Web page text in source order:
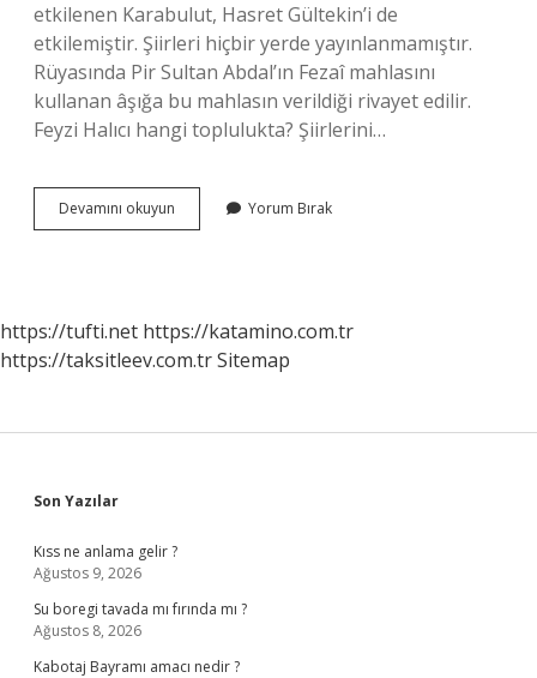
etkilenen Karabulut, Hasret Gültekin’i de
etkilemiştir. Şiirleri hiçbir yerde yayınlanmamıştır.
Rüyasında Pir Sultan Abdal’ın Fezaî mahlasını
kullanan âşığa bu mahlasın verildiği rivayet edilir.
Feyzi Halıcı hangi toplulukta? Şiirlerini…
Devamını okuyun
Aşkın
Yorum Bırak
https://tufti.net https://katamino.com.tr
https://taksitleev.com.trSitemap
Sidebar
Son Yazılar
Kıss ne anlama gelir ?
Ağustos 9, 2026
Su boregi tavada mı fırında mı ?
Ağustos 8, 2026
Kabotaj Bayramı amacı nedir ?